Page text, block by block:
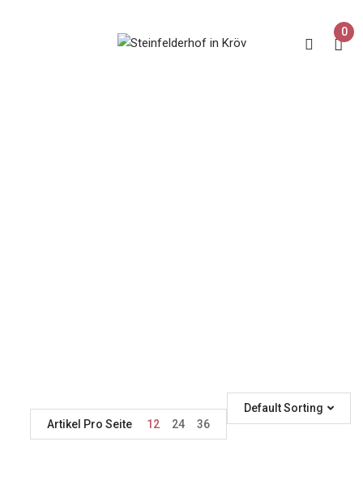
0
Default Sorting
Artikel Pro Seite
12 24 36